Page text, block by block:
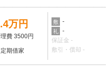
万円
費 3500円
期借家
敷 -
礼
-
保証金 -
敷引・償却 -